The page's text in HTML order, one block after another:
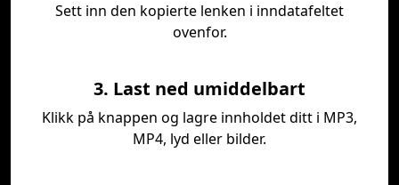
Sett inn den kopierte lenken i inndatafeltet
ovenfor.
3. Last ned umiddelbart
Klikk på knappen og lagre innholdet ditt i MP3,
MP4, lyd eller bilder.